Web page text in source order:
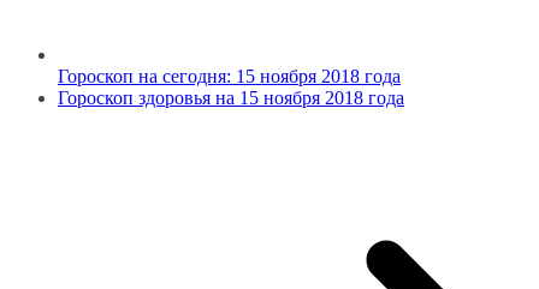
Гороскоп на сегодня: 15 ноября 2018 года
Гороскоп здоровья на 15 ноября 2018 года